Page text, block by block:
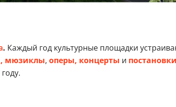
. Каждый год культурные площадки
мюзиклы, оперы, концерты и